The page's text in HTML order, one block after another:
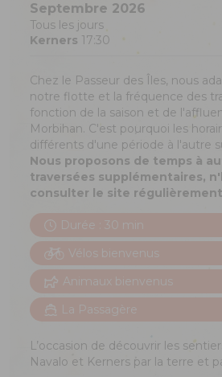
Durée : 30 min
Vélos bienvenus
Animaux bienvenus
La Passagère
L’occasion de découvrir les
Navalo et Kerners par la terre et
Septembre 2026
Tous les jours
Kerners 17:30
Chez le Passeur des Îles, nous
notre flotte et la fréquence des
fonction de la saison et de
Morbihan. C'est pourquoi les
différents d'une période à l'autre
Nous proposons de temps à
traversées supplémentaires,
consulter le site